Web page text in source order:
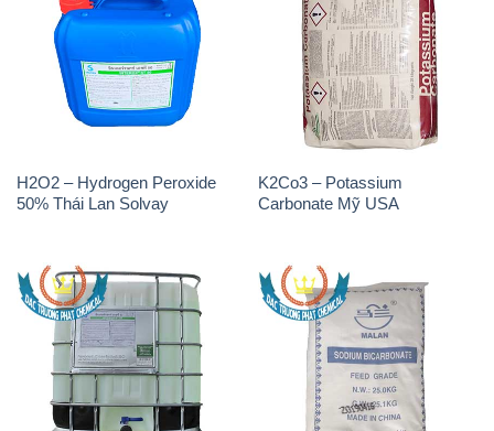
H2O2 – Hydrogen Peroxide
50% Thái Lan Solvay
K2Co3 – Potassium
Carbonate Mỹ USA